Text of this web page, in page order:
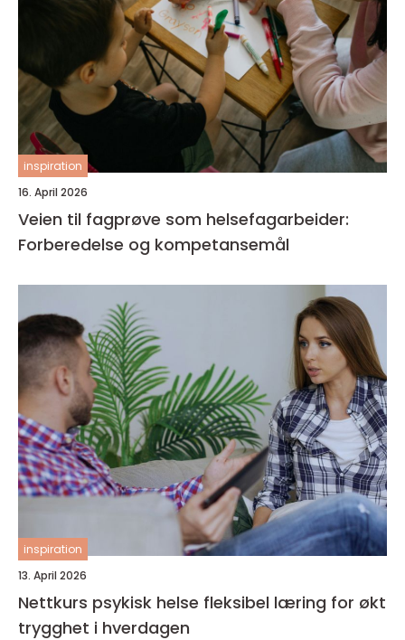
inspiration
16. April 2026
Veien til fagprøve som helsefagarbeider:
Forberedelse og kompetansemål
inspiration
13. April 2026
Nettkurs psykisk helse fleksibel læring for økt
trygghet i hverdagen